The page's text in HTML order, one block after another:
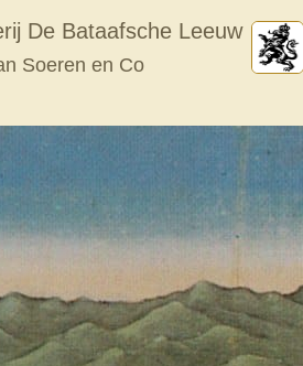
De Bataafsche Leeuw
Soeren en Co